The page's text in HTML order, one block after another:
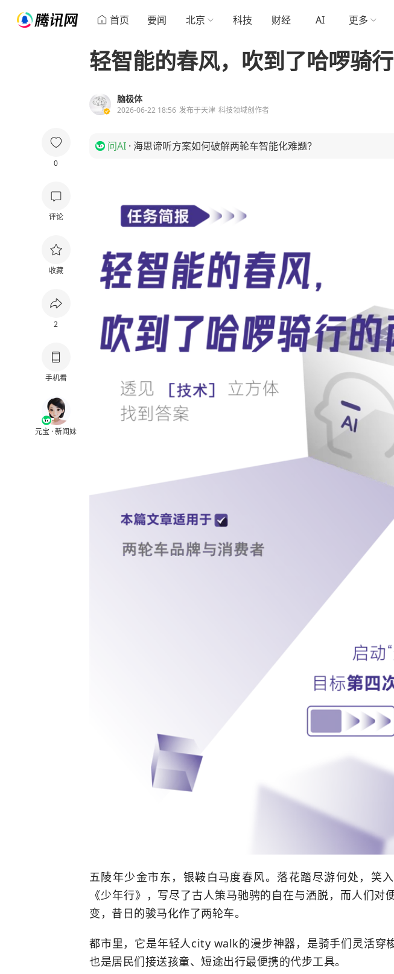
首页 要闻 北京 科技 财经 AI 更多
0
评论
收藏
2
手机看
元宝 · 新闻妹
轻智能的春风，吹到了哈啰骑
脑极体
2026-06-22 18:56 发布于天津 科技领域创作者
问AI · 海思谛听方案如何破解两轮车智能化难题？
五陵年少金市东，银鞍白马度春风。落花踏尽游何处，笑
《少年行》，写尽了古人策马驰骋的自在与洒脱，而人们对
变，昔日的骏马化作了两轮车。
都市里，它是年轻人city walk的漫步神器，是骑手们灵活穿
也是居民们接送孩童、短途出行最便携的代步工具。